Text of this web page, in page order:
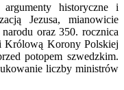
historyczne i
Jezusa, mianowicie
oraz 350. rocznica
Królową Korony Polskiej
potopem szwedzkim.
liczby ministrów